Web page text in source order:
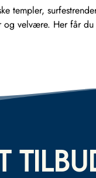
templer,
velvære. Her får